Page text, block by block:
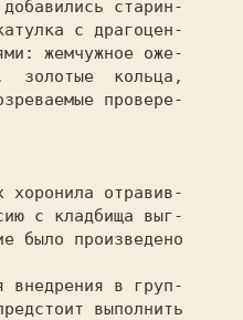
с драгоцен-
жемчужное оже-
золотые  кольца,
провере-
хоронила отравив-
с кладбища выг-
было произведено
выполнить